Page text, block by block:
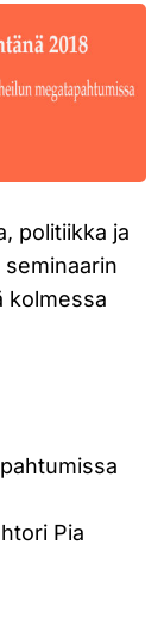
politiikka ja
kolmessa
Pia